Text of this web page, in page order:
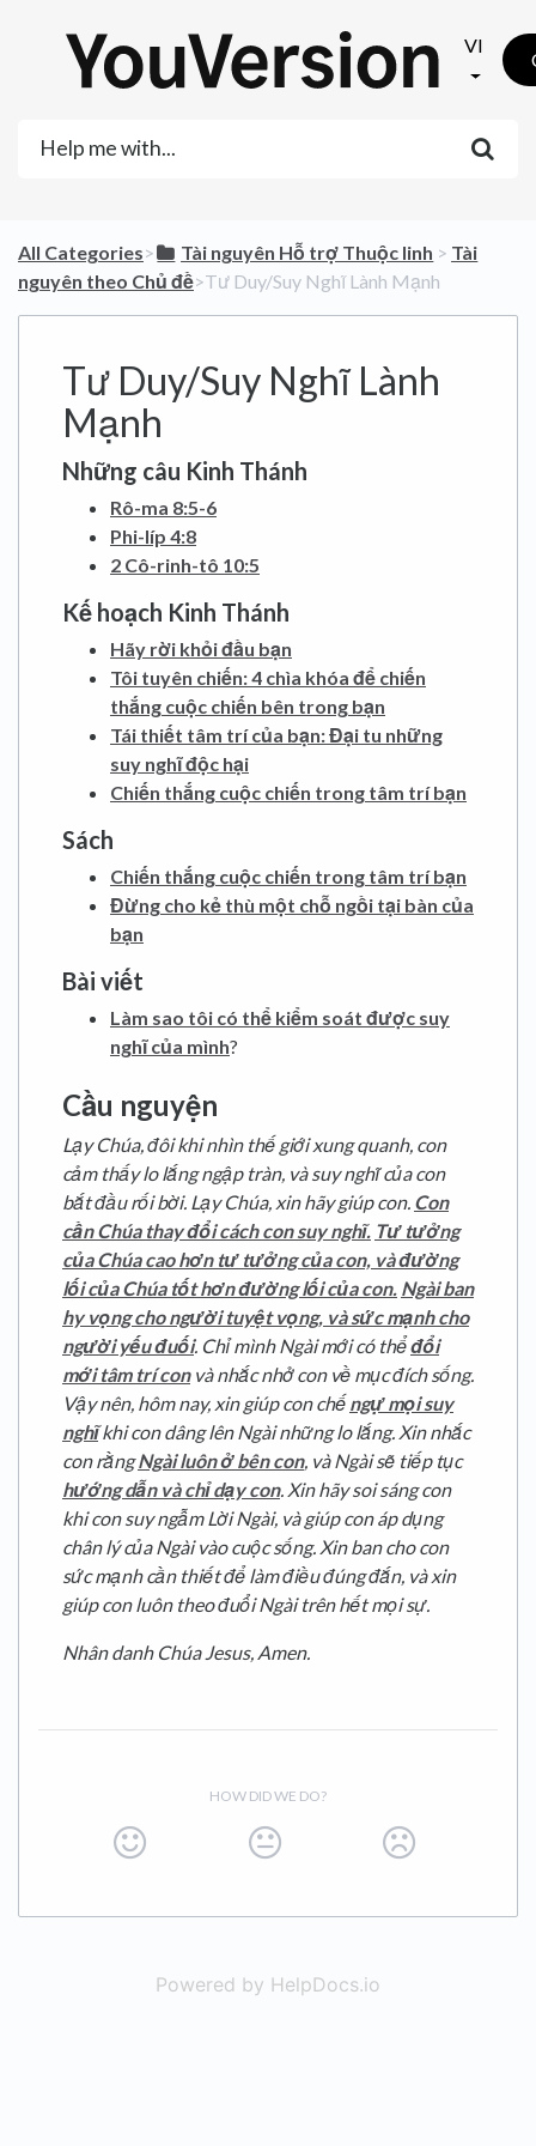
VI
All Categories​>​ ​Tài nguyên Hỗ trợ Thuộc linh ​ > ​ ​Tài
nguyên theo Chủ đề​>​ Tư Duy/Suy Nghĩ Lành Mạnh
Tư Duy/Suy Nghĩ Lành
Mạnh
Những câu Kinh Thánh
Rô-ma 8:5-6
Phi-líp 4:8
2 Cô-rinh-tô 10:5
Kế hoạch Kinh Thánh
Hãy rời khỏi đầu bạn
Tôi tuyên chiến: 4 chìa khóa để chiến
thắng cuộc chiến bên trong bạn
Tái thiết tâm trí của bạn: Đại tu những
suy nghĩ độc hại
Chiến thắng cuộc chiến trong tâm trí bạn
Sách
Chiến thắng cuộc chiến trong tâm trí bạn
Đừng cho kẻ thù một chỗ ngồi tại bàn của
bạn
Bài viết
Làm sao tôi có thể kiểm soát được suy
nghĩ của mình?
Cầu nguyện
Lạy Chúa, đôi khi nhìn thế giới xung quanh, con
cảm thấy lo lắng ngập tràn, và suy nghĩ của con
bắt đầu rối bời. Lạy Chúa, xin hãy giúp con. Con
cần Chúa thay đổi cách con suy nghĩ. Tư tưởng
của Chúa cao hơn tư tưởng của con, và đường
lối của Chúa tốt hơn đường lối của con. Ngài ban
hy vọng cho người tuyệt vọng, và sức mạnh cho
người yếu đuối. Chỉ mình Ngài mới có thểđổi
mới tâm trí con và nhắc nhở con về mục đích sống.
Vậy nên, hôm nay, xin giúp con chế ngự mọi suy
nghĩ khi con dâng lên Ngài những lo lắng. Xin nhắc
con rằng Ngài luôn ở bên con, và Ngài sẽ tiếp tục
hướng dẫn và chỉ dạy con. Xin hãy soi sáng con
khi con suy ngẫm Lời Ngài, và giúp con áp dụng
chân lý của Ngài vào cuộc sống. Xin ban cho con
sức mạnh cần thiết để làm điều đúng đắn, và xin
giúp con luôn theo đuổi Ngài trên hết mọi sự.
Nhân danh Chúa Jesus, Amen.
HOW DID WE DO?
Powered by HelpDocs.io